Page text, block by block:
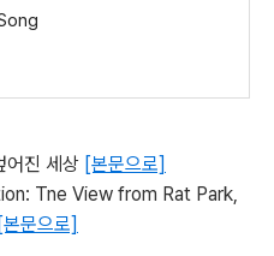
진 세상 [본문으로]
Tne View from Rat Park,
[본문으로]